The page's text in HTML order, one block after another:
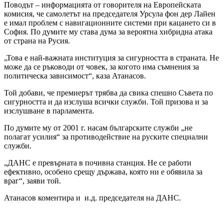
Поводът – информацията от говорителя на Европейската
комисия, че самолетът на председателя Урсула фон дер Лайен
е имал проблем с навигационните системи при кацането си в
София. По думите му става дума за вероятна хибридна атака
от страна на Русия.
„Това е най-важната институция за сигурността в страната. Не
може да се ръководи от човек, за когото има съмнения за
политическа зависимост“, каза Атанасов.
Той добави, че премиерът трябва да свика спешно Съвета по
сигурността и да изслуша всички служби. Той призова и за
изслушване в парламента.
По думите му от 2001 г. насам българските служби „не
полагат усилия“ за противодействие на руските специални
служби.
„ДАНС е превърната в почивна станция. Не се работи
ефективно, особено срещу държава, която ни е обявила за
враг“, заяви той.
Атанасов коментира и и.д. председателя на ДАНС.